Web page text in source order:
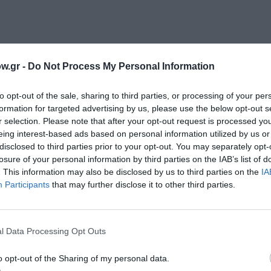
- Do Not Process My Personal Information
opt-out of the sale, sharing to third parties, or processing of your
for targeted advertising by us, please use the below opt-out
selection. Please note that after your opt-out request is processed
interest-based ads based on personal information utilized by us
to third parties prior to your opt-out. You may separately
of your personal information by third parties on the IAB’s list of
This information may also be disclosed by us to third parties on the
Participants that may further disclose it to other third parties.
Data Processing Opt Outs
opt-out of the Sharing of my personal data.
πρώτοι όλες τις ειδήσεις
στοCulturenow.gr
Δες
και τον Πολιτισμό!